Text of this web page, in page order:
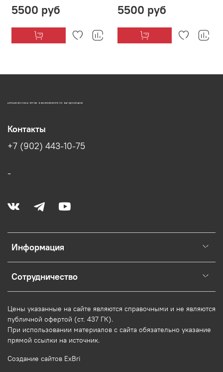
5500 руб 5500 руб
АВТОАКСЕССУАРЫ ОПТОМ В ЕКАТЕРИНБУРГЕ ПО ВЫГОДНОЙ ЦЕНЕ
Информация
Сотрудничество
Контакты
+7 (902) 443-10-75
-
Цены указанные на сайте являются справочными и не являются
публичной офертой (ст. 437 ГК).
При использовании материалов с сайта обязательно указание
прямой ссылки на источник.
Создание сайтов ExBri